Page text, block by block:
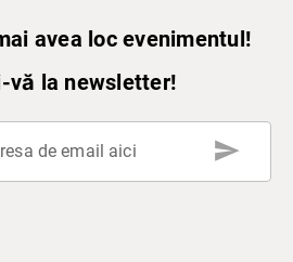
avea loc evenimentul!
vă la newsletter!
de email aici send